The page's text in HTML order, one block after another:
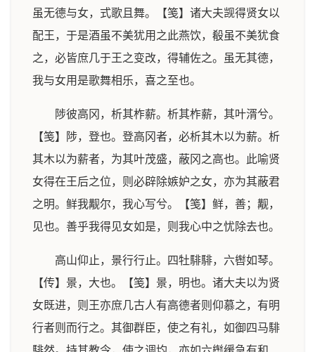
虽无德与女，式歌且舞。【笺】诸大夫觊得贤女以
配王，于是酒虽不美犹用之此燕饮，殽虽不美犹食
之，必皆庶几于王之变改，得辅佐之。虽无其德，
我与女用是歌舞相乐，喜之至也。
陟彼高冈，析其柞薪。析其柞薪，其叶湑兮。
【笺】陟，登也。登高冈者，必析其木以为薪。析
其木以为薪者，为其叶茂盛，蔽冈之高也。此喻贤
女得在王后之位，则必辟除嫉妒之女，亦为其蔽君
之明。鲜我觏尔，我心写兮。【笺】鲜，善；觏，
见也。善乎我得见女如是，则我心中之忧除去也。
高山仰止，景行行止。四牡騑騑，六辔如琴。
【传】景，大也。【笺】景，明也。诸大夫以为贤
女既进，则王亦庶几古人有高德者则仰慕之，有明
行者则而行之。其御群臣，使之有礼，如御四马騑